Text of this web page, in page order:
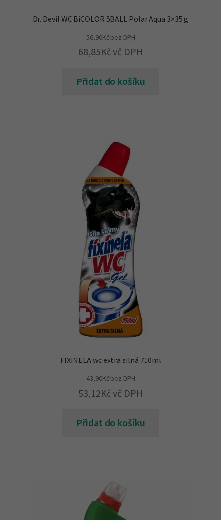
Dr. Devil WC BiCOLOR 5BALL Polar Aqua 3×35 g
56,90Kčbez DPH
68,85Kč vč DPH
Přidat do košíku
FIXINELA wc extra silná 750ml
43,90Kčbez DPH
53,12Kč vč DPH
Přidat do košíku